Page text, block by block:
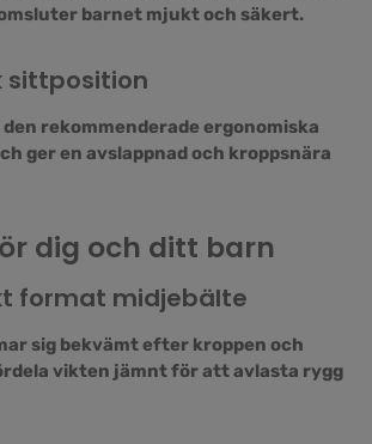
barnet mjukt och säkert.
sittposition
den rekommenderade ergonomiska
ger en avslappnad och kroppsnära
dig och ditt barn
format midjebälte
sig bekvämt efter kroppen och
vikten jämnt för att avlasta rygg